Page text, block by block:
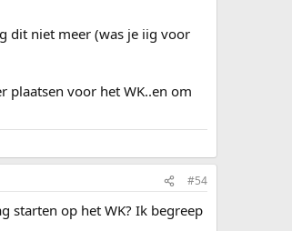
dit niet meer (was je iig voor
plaatsen voor het WK..en om
#54
starten op het WK? Ik begreep